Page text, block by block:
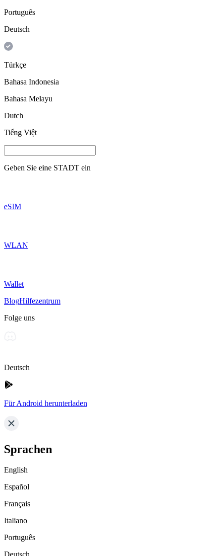
Português
Deutsch
Türkçe
Bahasa Indonesia
Bahasa Melayu
Dutch
Tiếng Việt
Geben Sie eine STADT ein
eSIM
WLAN
Wallet
BlogHilfezentrum
Folge uns
Deutsch
Für Android herunterladen
Sprachen
English
Español
Français
Italiano
Português